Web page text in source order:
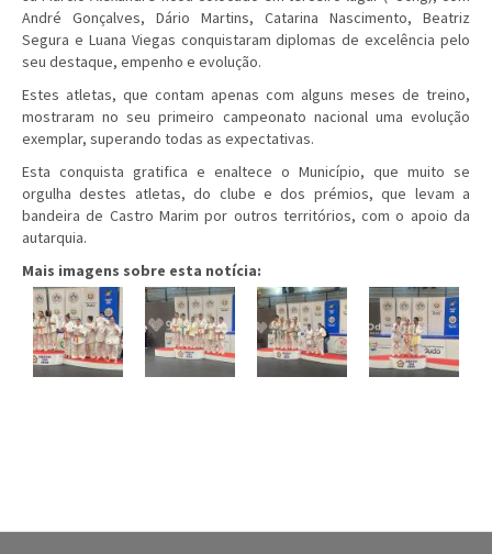
André Gonçalves, Dário Martins, Catarina Nascimento, Beatriz
Segura e Luana Viegas conquistaram diplomas de excelência pelo
seu destaque, empenho e evolução.
Estes atletas, que contam apenas com alguns meses de treino,
mostraram no seu primeiro campeonato nacional uma evolução
exemplar, superando todas as expectativas.
Esta conquista gratifica e enaltece o Município, que muito se
orgulha destes atletas, do clube e dos prémios, que levam a
bandeira de Castro Marim por outros territórios, com o apoio da
autarquia.
Mais imagens sobre esta notícia: